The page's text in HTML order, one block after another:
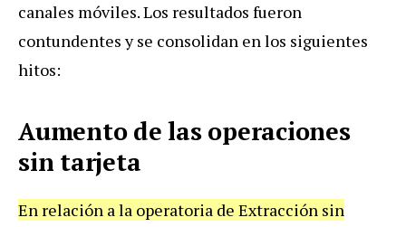
canales móviles. Los resultados fueron
contundentes y se consolidan en los siguientes
hitos:
Aumento de las operaciones
sin tarjeta
En relación a la operatoria de Extracción sin